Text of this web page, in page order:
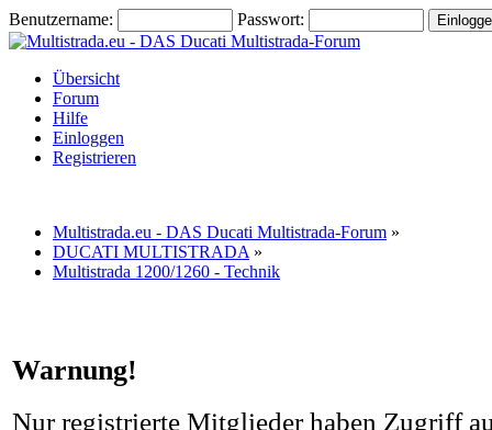
Benutzername: Passwort:
Übersicht
Forum
Hilfe
Einloggen
Registrieren
Multistrada.eu - DAS Ducati Multistrada-Forum »
DUCATI MULTISTRADA »
Multistrada 1200/1260 - Technik
Warnung!
Nur registrierte Mitglieder haben Zugriff